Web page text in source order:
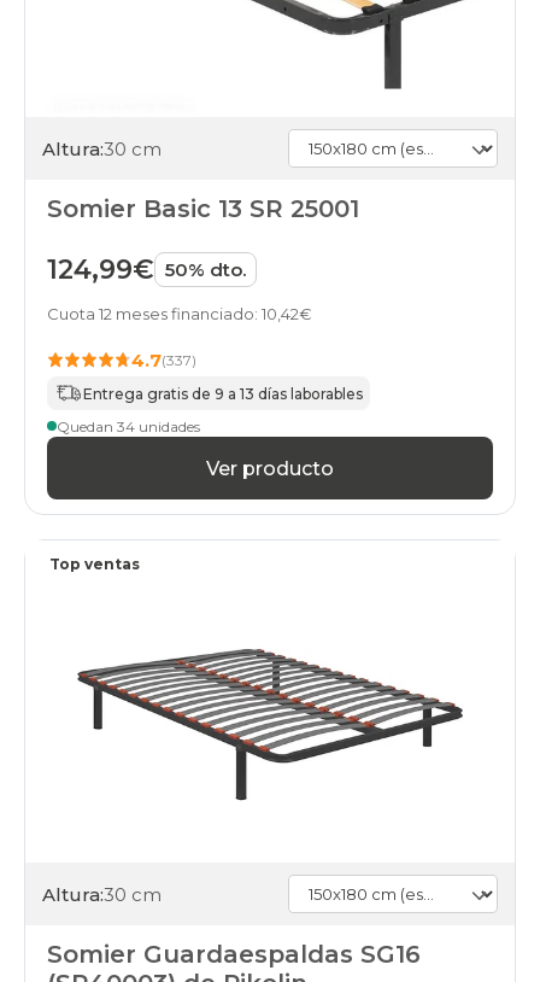
Altura:30 cm
Somier Basic 13 SR 25001
124,99€ 50% dto.
Cuota 12 meses financiado: 10,42€
4.7(337)
Entrega gratis de 9 a 13 días laborables
Quedan 34 unidades
Ver producto
Top ventas
Altura:30 cm
Somier Guardaespaldas SG16